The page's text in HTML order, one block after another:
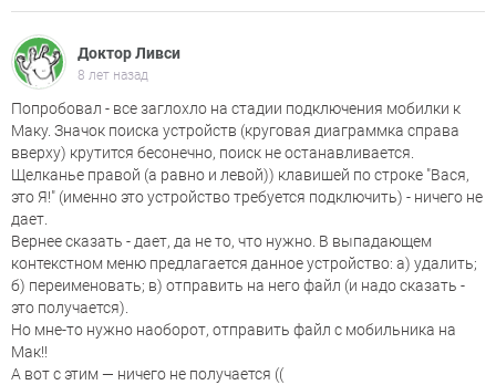
Доктор Ливси
8 лет назад
Попробовал - все заглохло на стадии подключения мобилки к
Маку. Значок поиска устройств (круговая диаграммка справа
вверху) крутится бесонечно, поиск не останавливается.
Щелканье правой (а равно и левой)) клавишей по строке "Вася,
это Я!" (именно это устройство требуется подключить) - ничего не
дает.
Вернее сказать - дает, да не то, что нужно. В выпадающем
контекстном меню предлагается данное устройство: а) удалить;
б) переименовать; в) отправить на него файл (и надо сказать -
это получается).
Но мне-то нужно наоборот, отправить файл с мобильника на
Мак!!
А вот с этим — ничего не получается ((